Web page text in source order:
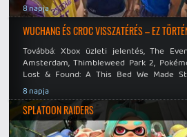
8 napja
WUCHANG ÉS CROC VISSZATÉRÉS – EZ
Továbbá: Xbox üzleti jelentés, The
Amsterdam, Thimbleweed Park 2,
Lost & Found: A This Bed We Made
Never Dies.
8 napja
SPLATOON RAIDERS